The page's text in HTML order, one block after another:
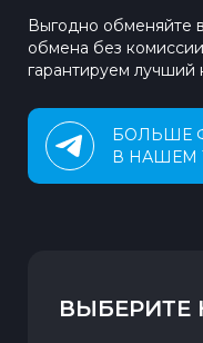
Выгодно обменяйте
обмена без
гарантируем лучший
БОЛЬШЕ
В НАШЕМ
ВЫБЕРИТЕ